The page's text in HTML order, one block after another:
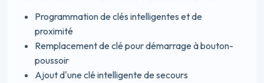
Programmation de clés intelligentes et de
proximité
Remplacement de clé pour démarrage à bouton-
poussoir
Ajout d'une clé intelligente de secours